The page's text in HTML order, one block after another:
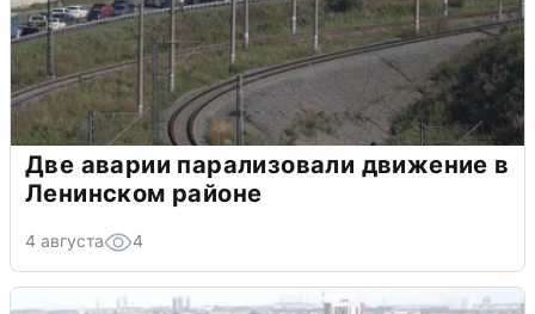
Две аварии парализовали движение в
Ленинском районе
4 августа 4